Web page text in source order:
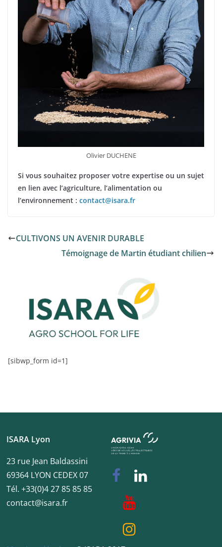
Olivier DUCHENE
Si vous souhaitez proposer votre expertise ou un sujet
en lien avec l’agriculture, l’alimentation ou
l’environnement : contact@isara.fr
CULTIVONS UN AVENIR DURABLE
Témoignage de Martin étudiant chilien
[sibwp_form id=1]
ISARA Lyon
23 rue Jean Baldassini
69364 LYON CEDEX 07
Tél. +33(0)4 27 85 85 85
contact@isara.fr